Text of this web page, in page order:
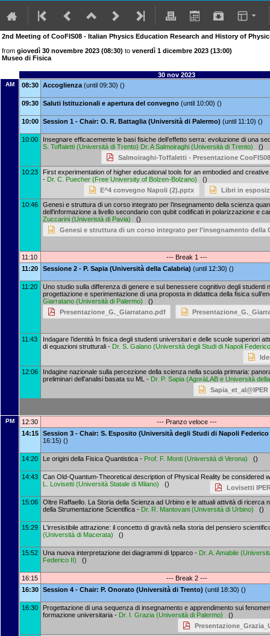
2nd Meeting of CooFIS08 - Italian Physics Education Research and History of
from giovedì 30 novembre 2023 (08:30) to venerdì 1 dicembre 2023 (13:00)
Museo di Fisica
30 nov 2023
AM 08:30 Accoglienza (until 09:30) ()
09:30 Saluti Istituzionali e apertura del convegno (until 10:00) ()
10:00 Session 1 - Chair: O. R. Battaglia (Università di Palermo) (until 11:10) ()
10:00
Insegnare efficacemente le basi fisiche dell’effetto serra: evoluzione di una
S. Toffaletti (Università di Trento) Dr. A Salmoiraghi (Università di Trento)
()
Salmoiraghi-Toffaletti - Presentazione
10:23
First experimentation of higher educational tools for an embodied and
- Dr. C. Puecher (Free University of Bolzen-Bolzano)
()
E^4 convegno Napoli (2).pptx
Libri in
10:46
Genesi e struttura di un corso integrato per l’insegnamento della scienza
dell’informazione a livello secondario con qubit codificati in polarizzazione e
Zuccarini (Univeristà di Pavia)
()
Genesi e struttura di un corso integrato per l'insegnamento della
11:10
--- Break 1 ---
11:20
Sessione 2 - P. Sapia (Università della Calabria) (until 12:30) ()
11:20
Uno studio sulla differenza di genere e sul benessere cognitivo degli studenti
progettazione e sperimentazione di una proposta in didattica della fisica
Giarratano (Università di Palermo)
()
Presentazione_G._Giarratano.pdf
11:43
Indagare l’identità In fisica degli studenti universitari e delle scuole superiori
di equazioni strutturali - Dr. S. Galano (Università degli Studi di Napoli
12:06
Indagine nazionale sulla percezione della scienza nella scuola primaria:
preliminari dell’analisi basata su ML - Dr. P. Sapia (AgoràLAB e Università
PM 12:30
--- Pranzo veloce ---
14:15 Session 3 - Chair: S. Esposito (Università degli Studi di Napoli
16:15) ()
14:20 Le origini della Fisica Quantistica - Prof. F. Monti (Università di Verona) ()
14:43
Can Old-Quantum-Theoretical description of Physical Reality be considered
L. Lovisetti (Università Statale di Milano) ()
Lovisetti
15:06
Oltre Raffaello. La Storia della Scienza ad Urbino e le attuali attività di ricerca
della Strumentazione Scientifica - Dr. R. Mantovani (Università di Urbino) ()
15:29
L'irresistibile attrazione: il concetto di gravità nella storia del pensiero
(Università di Macerata) ()
15:52 Una nuova interpretazione dei diagrammi di Ipparco - Dr. A. Amabile (
Federico II) ()
16:15
--- Break 2 ---
16:30 Session 4 - Chair: P. Onorato (Università di Trento) (until 18:30) ()
16:30
Progettazione di una sequenza di insegnamento e apprendimento sui
formazione universitaria - Dr. I. Grazia (Università di Palermo)
()